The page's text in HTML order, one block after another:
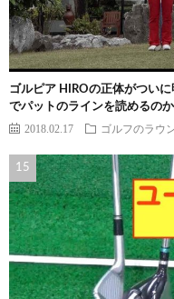
ゴルピア HIROの正体がつい
でパットのラインを読めるの
2018.02.17 ゴルフのラウ